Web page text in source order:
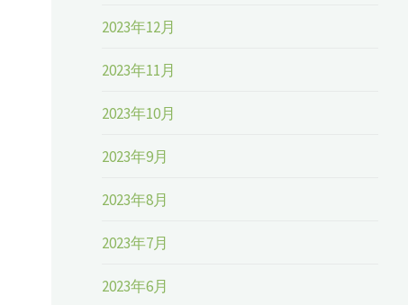
2023年12月
2023年11月
2023年10月
2023年9月
2023年8月
2023年7月
2023年6月